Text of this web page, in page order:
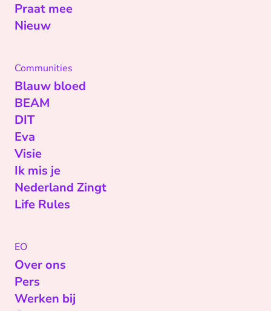
Praat mee
Nieuw
Communities
Blauw bloed
BEAM
DIT
Eva
Visie
Ik mis je
Nederland Zingt
Life Rules
EO
Over ons
Pers
Werken bij